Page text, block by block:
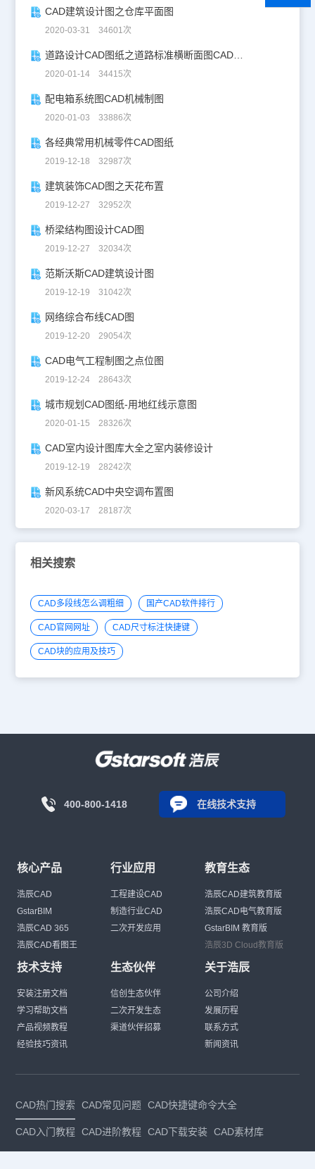
CAD建筑设计图之仓库平面图
2020-03-31 34601次
道路设计CAD图纸之道路标准横断面图CAD图纸
2020-01-14 34415次
配电箱系统图CAD机械制图
2020-01-03 33886次
各经典常用机械零件CAD图纸
2019-12-18 32987次
建筑装饰CAD图之天花布置
2019-12-27 32952次
桥梁结构图设计CAD图
2019-12-27 32034次
范斯沃斯CAD建筑设计图
2019-12-19 31042次
网络综合布线CAD图
2019-12-20 29054次
CAD电气工程制图之点位图
2019-12-24 28643次
城市规划CAD图纸-用地红线示意图
2020-01-15 28326次
CAD室内设计图库大全之室内装修设计
2019-12-19 28242次
新风系统CAD中央空调布置图
2020-03-17 28187次
相关搜索
CAD多段线怎么调粗细 国产CAD软件排行
CAD官网网址 CAD尺寸标注快捷键
CAD块的应用及技巧
400-800-1418 在线技术支持
核心产品
浩辰CAD
GstarBIM
浩辰CAD 365
浩辰CAD看图王
行业应用
工程建设CAD
制造行业CAD
二次开发应用
教育生态
浩辰CAD建筑教育版
浩辰CAD电气教育版
GstarBIM 教育版
浩辰3D Cloud教育版
技术支持
安装注册文档
学习帮助文档
产品视频教程
经验技巧资讯
生态伙伴
信创生态伙伴
二次开发生态
渠道伙伴招募
关于浩辰
公司介绍
发展历程
联系方式
新闻资讯
CAD热门搜索 CAD常见问题 CAD快捷键命令大全
CAD入门教程 CAD进阶教程 CAD下载安装 CAD素材库